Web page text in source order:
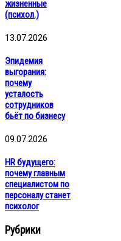
жизненные
(психол.)
13.07.2026
Эпидемия
выгорания:
почему
усталость
сотрудников
бьёт по бизнесу
09.07.2026
HR будущего:
почему главным
специалистом по
персоналу станет
психолог
Рубрики